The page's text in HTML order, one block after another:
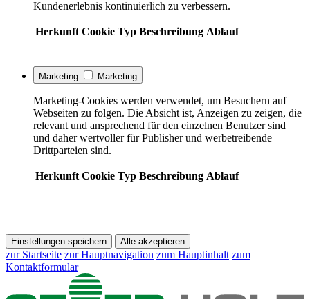
Kundenerlebnis kontinuierlich zu verbessern.
Herkunft Cookie Typ Beschreibung Ablauf
Marketing Marketing
Marketing-Cookies werden verwendet, um Besuchern auf
Webseiten zu folgen. Die Absicht ist, Anzeigen zu zeigen, die
relevant und ansprechend für den einzelnen Benutzer sind
und daher wertvoller für Publisher und werbetreibende
Drittparteien sind.
Herkunft Cookie Typ Beschreibung Ablauf
Einstellungen speichern Alle akzeptieren
zur Startseite zur Hauptnavigation zum Hauptinhalt zum
Kontaktformular